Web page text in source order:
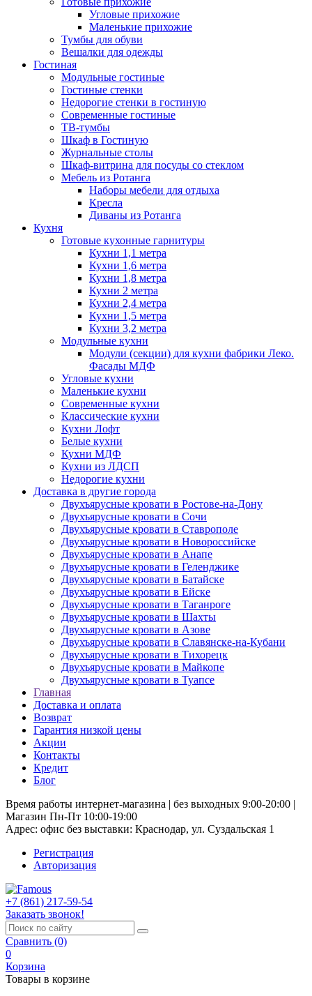
Угловые прихожие
Маленькие прихожие
Тумбы для обуви
Вешалки для одежды
Гостиная
Модульные гостиные
Гостиные стенки
Недорогие стенки в гостиную
Современные гостиные
ТВ-тумбы
Шкаф в Гостиную
Журнальные столы
Шкаф-витрина для посуды со стеклом
Мебель из Ротанга
Наборы мебели для отдыха
Кресла
Диваны из Ротанга
Кухня
Готовые кухонные гарнитуры
Кухни 1,1 метра
Кухни 1,6 метра
Кухни 1,8 метра
Кухни 2 метра
Кухни 2,4 метра
Кухни 1,5 метра
Кухни 3,2 метра
Модульные кухни
Модули (секции) для кухни фабрики Леко.
Фасады МДФ
Угловые кухни
Маленькие кухни
Современные кухни
Классические кухни
Кухни Лофт
Белые кухни
Кухни МДФ
Кухни из ЛДСП
Недорогие кухни
Доставка в другие города
Двухъярусные кровати в Ростове-на-Дону
Двухъярусные кровати в Сочи
Двухъярусные кровати в Ставрополе
Двухъярусные кровати в Новороссийске
Двухъярусные кровати в Анапе
Двухъярусные кровати в Геленджике
Двухъярусные кровати в Батайске
Двухъярусные кровати в Ейске
Двухъярусные кровати в Таганроге
Двухъярусные кровати в Шахты
Двухъярусные кровати в Азове
Двухъярусные кровати в Славянске-на-Кубани
Двухъярусные кровати в Тихорецк
Двухъярусные кровати в Майкопе
Двухъярусные кровати в Туапсе
Главная
Доставка и оплата
Возврат
Гарантия низкой цены
Акции
Контакты
Кредит
Блог
Время работы интернет-магазина | без выходных 9:00-20:00 |
Магазин Пн-Пт 10:00-19:00
Адрес: офис без выставки: Краснодар, ул. Суздальская 1
Регистрация
Авторизация
+7 (861) 217-59-54
Заказать звонок!
Сравнить (0)
0
Корзина
Товары в корзине